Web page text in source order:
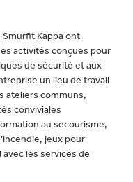
Smurfit Kappa ont
activités conçues pour
de sécurité et aux
un lieu de travail
ateliers communs,
conviviales
au secourisme,
jeux pour
les services de